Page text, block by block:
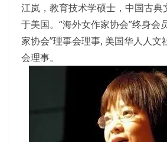
江岚，教育技术学硕士，中国古典
于美国。“海外女作家协会”终身会
家协会”理事会理事, 美国华人人文
会理事。